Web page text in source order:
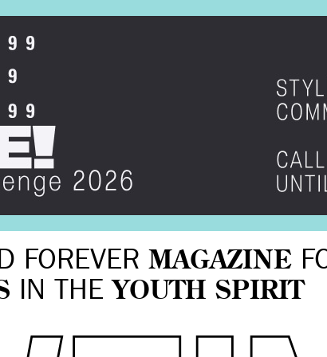
FOREVER MAGAZINE
IN THE YOUTH SPIRIT